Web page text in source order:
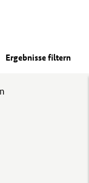
Ergebnisse filtern